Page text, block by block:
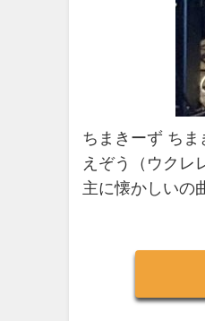
ちまきーず ち
えぞう（ウクレ
主に懐かしいの